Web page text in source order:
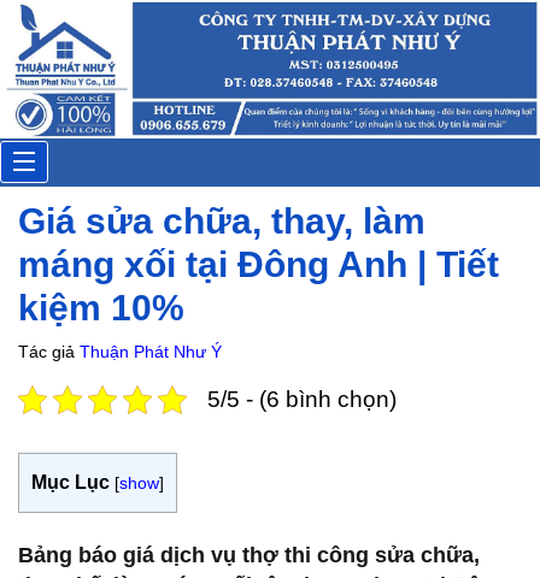
Toggle
navigation
Giá sửa chữa, thay, làm
máng xối tại Đông Anh | Tiết
kiệm 10%
Tác giả Thuận Phát Như Ý
5/5 - (6 bình chọn)
Mục Lục [show]
Bảng báo giá dịch vụ thợ thi công sửa chữa,
Thi
Đặt lịch: 15 phút trước